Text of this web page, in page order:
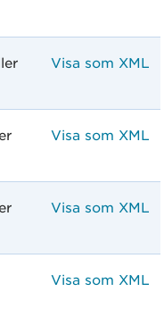
Visa som XML
Visa som XML
Visa som XML
Visa som XML